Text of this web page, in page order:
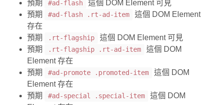
預期
#ad-flash
這個 DOM Element 可見
預期
#ad-flash .rt-ad-item
這個 DOM Element
存在
預期
.rt-flagship
這個 DOM Element 可見
預期
.rt-flagship .rt-ad-item
這個 DOM
Element 存在
預期
#ad-promote .promoted-item
這個 DOM
Element 存在
預期
#ad-special .special-item
這個 DOM